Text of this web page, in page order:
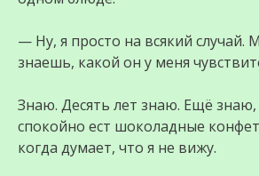
— Ну, я просто на всякий случай.
знаешь, какой он у меня
Знаю. Десять лет знаю. Ещё знаю,
спокойно ест шоколадные
когда думает, что я не вижу.